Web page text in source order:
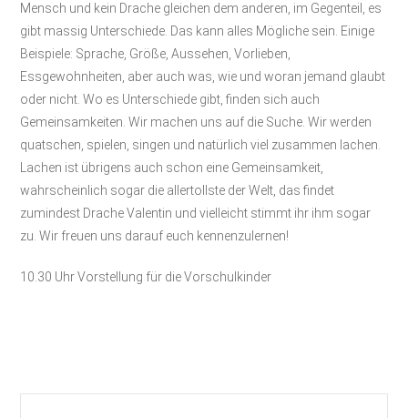
Mensch und kein Drache gleichen dem anderen, im Gegenteil, es
gibt massig Unterschiede. Das kann alles Mögliche sein. Einige
Beispiele: Sprache, Größe, Aussehen, Vorlieben,
Essgewohnheiten, aber auch was, wie und woran jemand glaubt
oder nicht. Wo es Unterschiede gibt, finden sich auch
Gemeinsamkeiten. Wir machen uns auf die Suche. Wir werden
quatschen, spielen, singen und natürlich viel zusammen lachen.
Lachen ist übrigens auch schon eine Gemeinsamkeit,
wahrscheinlich sogar die allertollste der Welt, das findet
zumindest Drache Valentin und vielleicht stimmt ihr ihm sogar
zu. Wir freuen uns darauf euch kennenzulernen!
10.30 Uhr Vorstellung für die Vorschulkinder